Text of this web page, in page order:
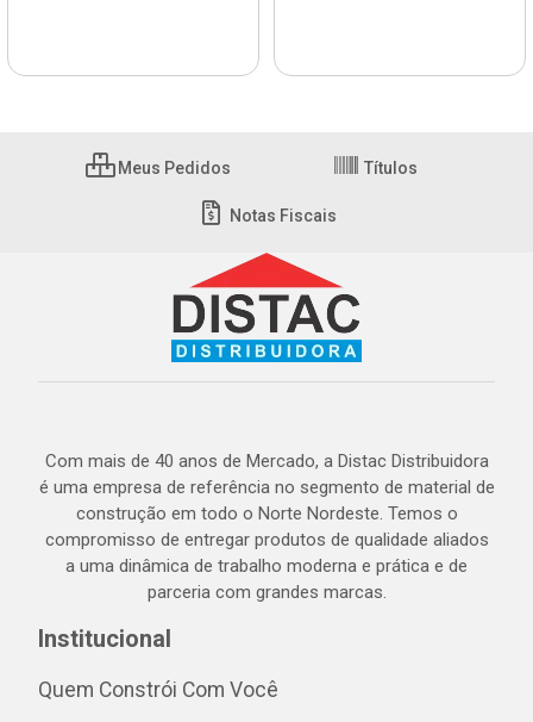
Meus Pedidos Títulos
Notas Fiscais
Com mais de 40 anos de Mercado, a Distac Distribuidora
é uma empresa de referência no segmento de material de
construção em todo o Norte Nordeste. Temos o
compromisso de entregar produtos de qualidade aliados
a uma dinâmica de trabalho moderna e prática e de
parceria com grandes marcas.
Institucional
Quem Constrói Com Você